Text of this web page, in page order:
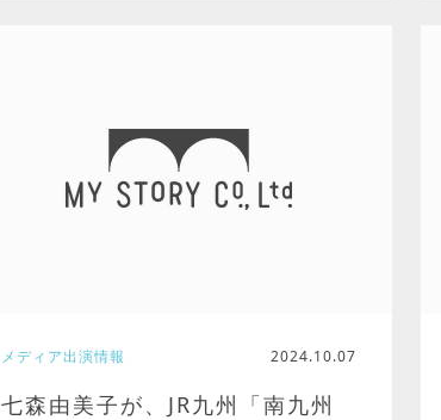
七森由美子が、JR九州「南九州
メディア出演情報 2024.10.07